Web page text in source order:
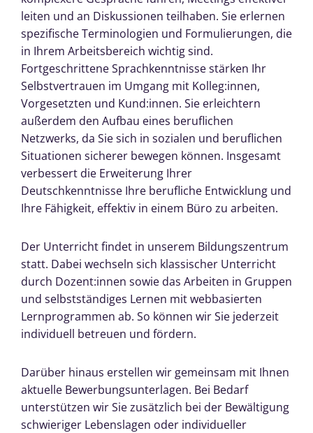
leiten und an Diskussionen teilhaben. Sie erlernen
spezifische Terminologien und Formulierungen, die
in Ihrem Arbeitsbereich wichtig sind.
Fortgeschrittene Sprachkenntnisse stärken Ihr
Selbstvertrauen im Umgang mit Kolleg:innen,
Vorgesetzten und Kund:innen. Sie erleichtern
außerdem den Aufbau eines beruflichen
Netzwerks, da Sie sich in sozialen und beruflichen
Situationen sicherer bewegen können. Insgesamt
verbessert die Erweiterung Ihrer
Deutschkenntnisse Ihre berufliche Entwicklung und
Ihre Fähigkeit, effektiv in einem Büro zu arbeiten.
Der Unterricht findet in unserem Bildungszentrum
statt. Dabei wechseln sich klassischer Unterricht
durch Dozent:innen sowie das Arbeiten in Gruppen
und selbstständiges Lernen mit webbasierten
Lernprogrammen ab. So können wir Sie jederzeit
individuell betreuen und fördern.
Darüber hinaus erstellen wir gemeinsam mit Ihnen
aktuelle Bewerbungsunterlagen. Bei Bedarf
unterstützen wir Sie zusätzlich bei der Bewältigung
schwieriger Lebenslagen oder individueller